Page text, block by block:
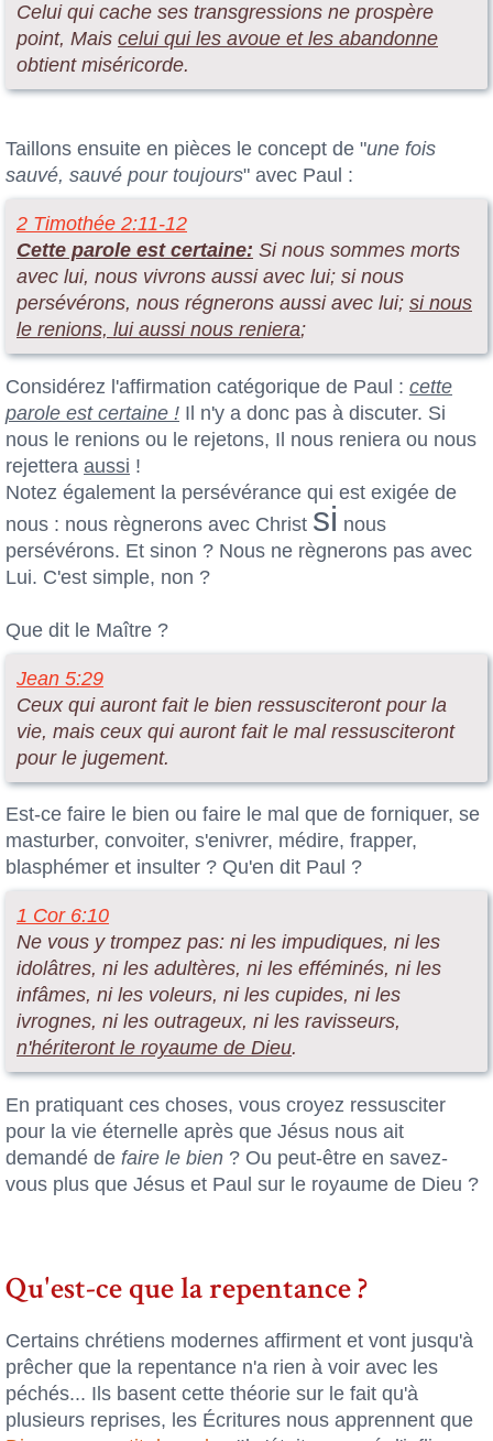
Celui qui cache ses transgressions ne prospère
point, Mais celui qui les avoue et les abandonne
obtient miséricorde.
Taillons ensuite en pièces le concept de "une fois
sauvé, sauvé pour toujours" avec Paul :
2 Timothée 2:11-12
Cette parole est certaine: Si nous sommes morts
avec lui, nous vivrons aussi avec lui; si nous
persévérons, nous régnerons aussi avec lui; si nous
le renions, lui aussi nous reniera;
Considérez l'affirmation catégorique de Paul : cette
parole est certaine ! Il n'y a donc pas à discuter. Si
nous le renions ou le rejetons, Il nous reniera ou nous
rejettera aussi !
Notez également la persévérance qui est exigée de
nous : nous règnerons avec Christ si nous
persévérons. Et sinon ? Nous ne règnerons pas avec
Lui. C'est simple, non ?
Que dit le Maître ?
Jean 5:29
Ceux qui auront fait le bien ressusciteront pour la
vie, mais ceux qui auront fait le mal ressusciteront
pour le jugement.
Est-ce faire le bien ou faire le mal que de forniquer, se
masturber, convoiter, s'enivrer, médire, frapper,
blasphémer et insulter ? Qu'en dit Paul ?
1 Cor 6:10
Ne vous y trompez pas: ni les impudiques, ni les
idolâtres, ni les adultères, ni les efféminés, ni les
infâmes, ni les voleurs, ni les cupides, ni les
ivrognes, ni les outrageux, ni les ravisseurs,
n'hériteront le royaume de Dieu.
En pratiquant ces choses, vous croyez ressusciter
pour la vie éternelle après que Jésus nous ait
demandé de faire le bien ? Ou peut-être en savez-
vous plus que Jésus et Paul sur le royaume de Dieu ?
Qu'est-ce que la repentance ?
Certains chrétiens modernes affirment et vont jusqu'à
prêcher que la repentance n'a rien à voir avec les
péchés... Ils basent cette théorie sur le fait qu'à
plusieurs reprises, les Écritures nous apprennent que